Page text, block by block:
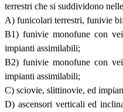
terrestri che si suddividono
A) funicolari terrestri, funivie
B1) funivie monofune con
impianti assimilabili;
B2) funivie monofune con
impianti assimilabili;
C) sciovie, slittinovie, ed
D) ascensori verticali ed